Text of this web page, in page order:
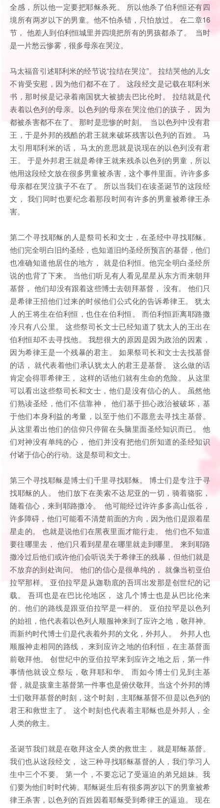
全感，所以他一定要把耶稣杀死。 所以他杀了伯利恒还有四
境所有两岁以下的男童。他不怕杀错，只怕放过。 在二章16
节， 他差人到伯利恒城里并四境把所有的男孩都杀了。 当时
是一片愁云惨雾，很多母亲在哭泣。
马太福音引述耶利米的经节说“拉结在哭泣”。 拉结哭他的儿女
不肯受安慰，因为他们都不在了。 这段经文是记载在耶利米
书，那时候是记录着南国犹大被掳去巴比伦时。 拉结就是代
表着以色列的母亲。以色列的母亲在哭泣他们的孩子， 因为
都被杀害都不在了。 那时是悲惨的时刻。 当以色列中没有君
王，于是外邦的残酷的君王就来破坏残害以色列的百姓。 马
太引用耶利米的话， 马太的意思就是说现在的以色列没有君
王。 于是外邦君王就是希律王就来残杀以色列的男童，所以
他用这段经文放在很多男童被杀害，这个事件里面。许许多多
母亲都在哭泣孩子不在了。 所以当我们在读圣诞节的这段经
文， 我们同时也要纪念着那段时间有许多的男童被希律王杀
害。
第二个寻找耶稣的人是祭司长和文士，在圣经中寻找耶稣。
他们完全明白旧约圣经，也知道旧约圣经所预言的基督，他们
也准确知道他居住的地方， 就是伯利恒。他完全明白圣经所
说的也背了下来。 当他们听见有人看见星星从东方而来朝拜
基督， 他们却没有跟着这些博士去朝拜基督， 没有。 他们只
是希律王招他们过来的时候他们公式化的告诉希律王。 犹太
人的王将生在伯利恒，也住在伯利恒。 而伯利恒距离耶路撒
冷只有八公里。 这些祭司长文士已经知道了犹太人的王出在
伯利恒却不去寻找他。 我想很大的原因是因为政治的因素，
因为希律王是一个残暴的君主。 如果祭司长和文士去找基督
的话， 就代表着他们承认犹太人的君王是基督。 这么做的话
肯定会得罪希律王， 这样的话他们就有生命的危险。 从这里
可以看出这些祭司长和文士，他们是没有信心的人。 虽然他
们熟读圣经，他们不信靠神， 他们基于担心政治被破坏，基
于他们本身利益的考量，以至于他们不愿意去寻找主基督。
从这里看出他们的信仰只停留在头脑里面圣经知识而已。 他
们对神没有单纯的心， 他们并没有把他们所知道的圣经知识
付诸于信心的行动。这是祭司和文士。
第三个寻找耶稣是博士们千里寻找耶稣。 博士们是专注于寻
找耶稣的人。 他们放下在美索不达尼亚的一切，骑着骆驼，
随着信心，来到耶路撒冷。 他可能经过许许多多高山低谷，
许多障碍，他们可能看不清楚前面的方向，因为他们是跟着星
星走的。 也就是说他们在黑夜里面才能行走。 他们也不知道
要往哪里去， 他们只看到星星在哪里就走到哪里。 来到耶路
撒冷过后他们或许他们会听说关于希律王的残暴，但他们就是
不放弃的到处询问。 他们的信心是很单纯的， 就像当初亚伯
拉罕那样。 亚伯拉罕是从迦勒底的吾珥出发那是创世纪的记
载。 吾珥也是在巴比伦地区， 这几个博士也是从巴比伦来
的。他们的路线是跟亚伯拉罕是一样的。 亚伯拉罕是以色列
的始祖，他代表着以色列人顺服神来到了应许之地，敬拜神。
而新约时代博士们是代表着外邦的文化，外邦人。 外邦人也
顺服神走相同的路线， 来到应许之地的伯利恒，在主基督面
前敬拜他。 创世纪中的亚伯拉罕来到应许之地之后，第一件
事情他就设立祭坛，敬拜耶和华。 而如今博士们见到主基
督，就是孩童主基督第一件事也是俯伏敬拜。当这个外邦的博
士们敬拜基督的时刻，这个时刻，主耶稣基督不但是以色列的
君王和救世主了。 这个时刻也代表着主耶稣也是外邦人，全
人类的救主。
圣诞节我们就是在敬拜这全人类的救世主， 就是耶稣基督。
我们也从这段经文， 这三种寻找耶稣基督的人，我们学习人
生中三个不要。 第一个，不要忘记了受逼迫的弟兄姐妹。我
们要为他们时时代祷。耶稣诞生后有很多两岁以下的男童被希
律王杀害，以色列的百姓因着耶稣受到希律王的逼迫。 现在